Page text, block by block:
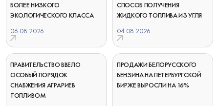
БОЛЕЕ НИЗКОГО
ЭКОЛОГИЧЕСКОГО КЛАССА
06.08.2026
СПОСОБ ПОЛУЧЕНИЯ
ЖИДКОГО ТОПЛИВА ИЗ УГЛЯ
04.08.2026
ПРАВИТЕЛЬСТВО ВВЕЛО
ОСОБЫЙ ПОРЯДОК
СНАБЖЕНИЯ АГРАРИЕВ
ТОПЛИВОМ
ПРОДАЖИ БЕЛОРУССКОГО
БЕНЗИНА НА ПЕТЕРБУРГСКОЙ
БИРЖЕ ВЫРОСЛИ НА 16%